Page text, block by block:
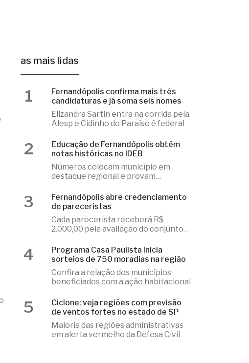
as mais lidas
Fernandópolis confirma mais três
Elizandra Sartin entra na corrida pela
Alesp e Cidinho do Paraíso é federal
Educação de Fernandópolis obtém
Números colocam município em
destaque regional e provam
excelência
Fernandópolis abre credenciamento
Cada parecerista receberá R$
2.000,00 pela avaliação do conjunto
de projetos
Programa Casa Paulista inicia
Confira a relação dos municípios
beneficiados com a ação habitacional
Ciclone: veja regiões com previsão